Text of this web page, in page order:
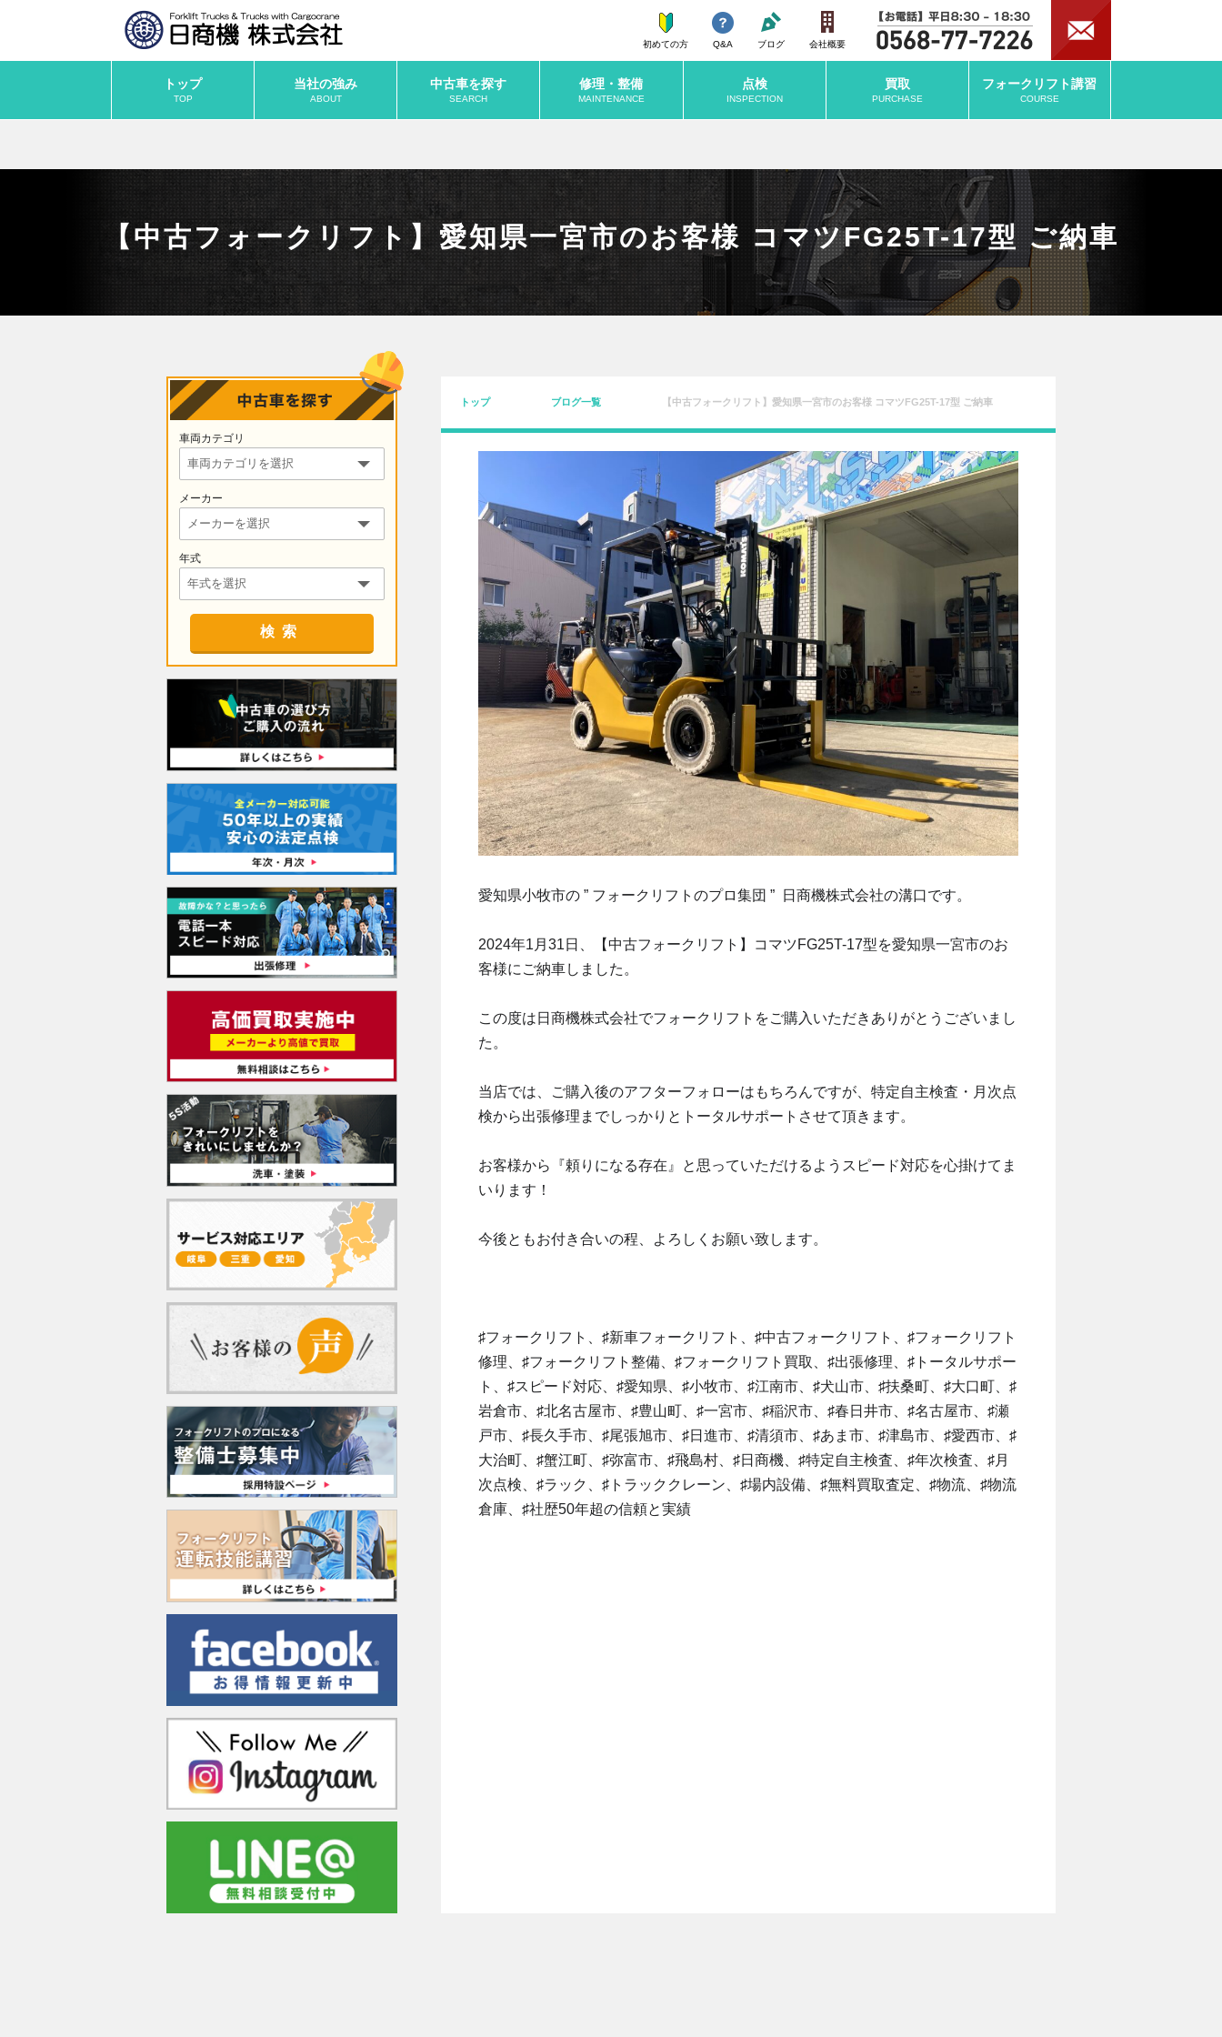
初めての方 Q&A ブログ 会社概要
トップ
TOP
当社の強み
ABOUT
中古車を探す
SEARCH
修理・整備
MAINTENANCE
点検
INSPECTION
買取
PURCHASE
フォークリフト講習
COURSE
【中古フォークリフト】愛知県一宮市のお客様 コマツFG25T-17型 ご納車
車両カテゴリ
メーカー
年式
検索
トップ ブログ一覧 【中古フォークリフト】愛知県一宮市のお客様 コマツFG25T-17型 ご納車
愛知県小牧市の ” フォークリフトのプロ集団 ” 日商機株式会社の溝口です。
2024年1月31日、【中古フォークリフト】コマツFG25T-17型を愛知県一宮市のお
客様にご納車しました。
この度は日商機株式会社でフォークリフトをご購入いただきありがとうございまし
た。
当店では、ご購入後のアフターフォローはもちろんですが、特定自主検査・月次点
検から出張修理までしっかりとトータルサポートさせて頂きます。
お客様から『頼りになる存在』と思っていただけるようスピード対応を心掛けてま
いります！
今後ともお付き合いの程、よろしくお願い致します。
♯フォークリフト、♯新車フォークリフト、♯中古フォークリフト、♯フォークリフト
修理、♯フォークリフト整備、♯フォークリフト買取、♯出張修理、♯トータルサポー
ト、♯スピード対応、♯愛知県、♯小牧市、♯江南市、♯犬山市、♯扶桑町、♯大口町、♯
岩倉市、♯北名古屋市、♯豊山町、♯一宮市、♯稲沢市、♯春日井市、♯名古屋市、♯瀬
戸市、♯長久手市、♯尾張旭市、♯日進市、♯清須市、♯あま市、♯津島市、♯愛西市、♯
大治町、♯蟹江町、♯弥富市、♯飛島村、♯日商機、♯特定自主検査、♯年次検査、♯月
次点検、♯ラック、♯トラッククレーン、♯場内設備、♯無料買取査定、♯物流、♯物流
倉庫、♯社歴50年超の信頼と実績